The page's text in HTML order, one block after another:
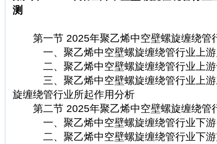
测
第一节 2025年聚乙烯中空壁螺旋缠绕管
一、聚乙烯中空壁螺旋缠绕管行业上游
二、聚乙烯中空壁螺旋缠绕管行业上游
三、聚乙烯中空壁螺旋缠绕管行业上游
旋缠绕管行业所起作用分析
第二节 2025年聚乙烯中空壁螺旋缠绕管
一、聚乙烯中空壁螺旋缠绕管行业下游
二、聚乙烯中空壁螺旋缠绕管行业下游